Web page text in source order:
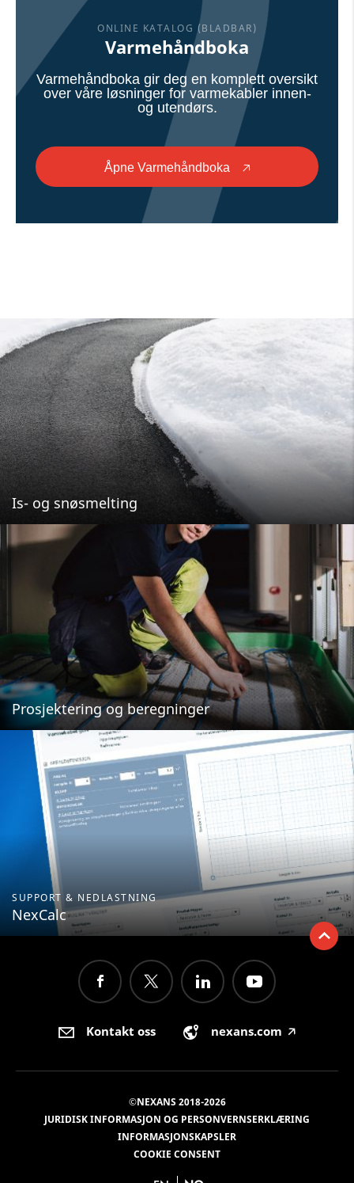
ONLINE KATALOG (BLADBAR)
Varmehåndboka
Varmehåndboka gir deg en komplett oversikt
over våre løsninger for varmekabler innen-
og utendørs.
Åpne Varmehåndboka 🡥
Is- og snøsmelting
Prosjektering og beregninger
SUPPORT & NEDLASTNING
NexCalc
Kontakt oss nexans.com 🡥
©NEXANS 2018-2026
JURIDISK INFORMASJON OG PERSONVERNSERKLÆRING
INFORMASJONSKAPSLER
COOKIE CONSENT